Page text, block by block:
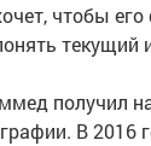
чтобы
текущий
получил
В 2016